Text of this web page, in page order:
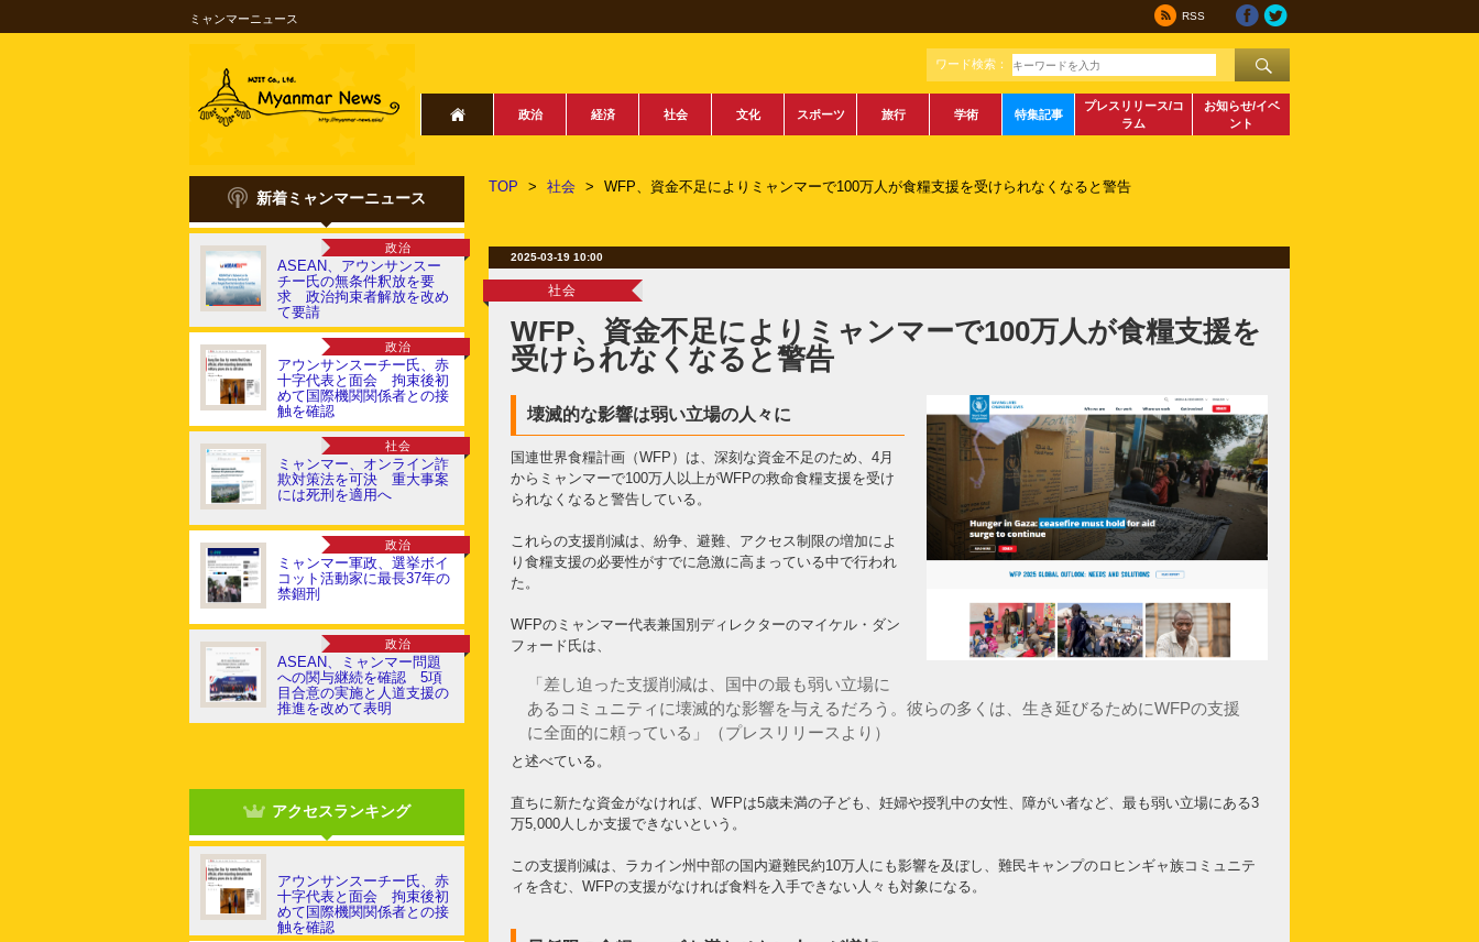
ミャンマーニュース RSS
ワード検索：
政治 経済 社会 文化 スポーツ 旅行 学術 特集記事
プレスリリース/コ
ラム
お知らせ/イベ
ント
新着ミャンマーニュース
政治
ASEAN、アウンサンスー
チー氏の無条件釈放を要
求 政治拘束者解放を改め
て要請
政治
アウンサンスーチー氏、赤
十字代表と面会 拘束後初
めて国際機関関係者との接
触を確認
社会
ミャンマー、オンライン詐
欺対策法を可決 重大事案
には死刑を適用へ
政治
ミャンマー軍政、選挙ボイ
コット活動家に最長37年の
禁錮刑
政治
ASEAN、ミャンマー問題
への関与継続を確認 5項
目合意の実施と人道支援の
推進を改めて表明
アクセスランキング
アウンサンスーチー氏、赤
十字代表と面会 拘束後初
めて国際機関関係者との接
触を確認
TOP > 社会 > WFP、資金不足によりミャンマーで100万人が食糧支援を受けられなくなると警告
2025-03-19 10:00
社会
WFP、資金不足によりミャンマーで100万人が食糧支援を
受けられなくなると警告
壊滅的な影響は弱い立場の人々に
国連世界食糧計画（WFP）は、深刻な資金不足のため、4月
からミャンマーで100万人以上がWFPの救命食糧支援を受け
られなくなると警告している。
これらの支援削減は、紛争、避難、アクセス制限の増加によ
り食糧支援の必要性がすでに急激に高まっている中で行われ
た。
WFPのミャンマー代表兼国別ディレクターのマイケル・ダン
フォード氏は、
「差し迫った支援削減は、国中の最も弱い立場に
あるコミュニティに壊滅的な影響を与えるだろう。彼らの多くは、生き延びるためにWFPの支援
に全面的に頼っている」（プレスリリースより）
と述べている。
直ちに新たな資金がなければ、WFPは5歳未満の子ども、妊婦や授乳中の女性、障がい者など、最も弱い立場にある3
万5,000人しか支援できないという。
この支援削減は、ラカイン州中部の国内避難民約10万人にも影響を及ぼし、難民キャンプのロヒンギャ族コミュニテ
ィを含む、WFPの支援がなければ食料を入手できない人々も対象になる。